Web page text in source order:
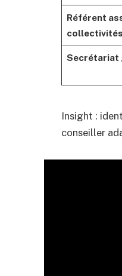
Référent
collectivités
Secrétariat
Insight :
conseiller